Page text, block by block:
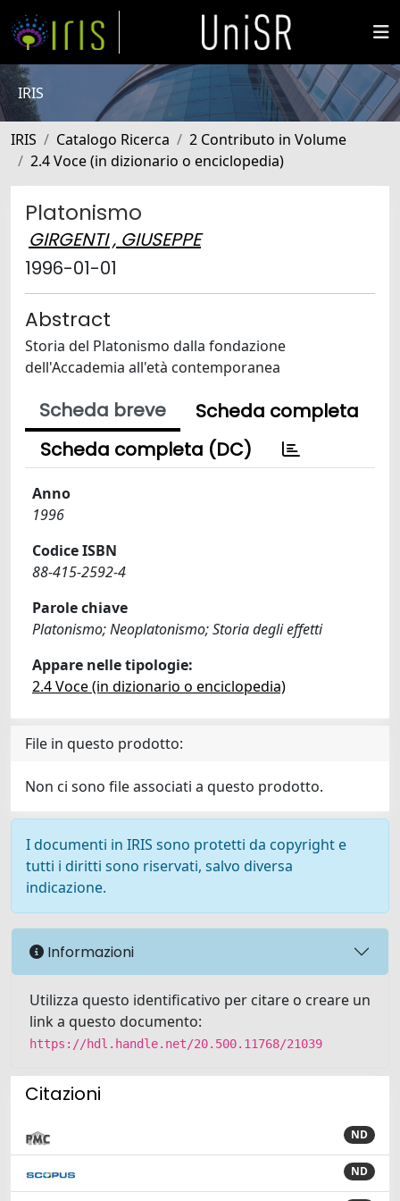
IRIS
IRIS Catalogo Ricerca
2 Contributo in Volume
2.4 Voce (in dizionario o enciclopedia)
Platonismo
GIRGENTI , GIUSEPPE
1996-01-01
Abstract
Storia del Platonismo dalla fondazione
dell'Accademia all'età contemporanea
Scheda breve
Scheda completa
Scheda completa (DC)
Anno
1996
Codice ISBN
88-415-2592-4
Parole chiave
Platonismo; Neoplatonismo; Storia degli effetti
Appare nelle tipologie:
2.4 Voce (in dizionario o enciclopedia)
File in questo prodotto:
Non ci sono file associati a questo prodotto.
I documenti in IRIS sono protetti da copyright e
tutti i diritti sono riservati, salvo diversa
indicazione.
Informazioni
Utilizza questo identificativo per citare o creare un
link a questo documento:
https://hdl.handle.net/20.500.11768/21039
Citazioni
ND
ND